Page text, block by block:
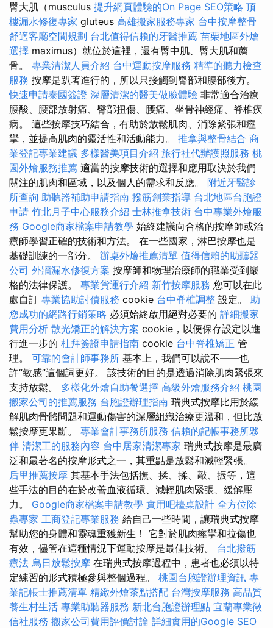
臀大肌（musculus 提升網頁體驗的On Page SEO策略 頂
樓漏水修復專家 gluteus 高雄搬家服務專家 台中按摩整骨
舒適客廳空間規劃 台北值得信賴的牙醫推薦 苗栗地區外燴
選擇 maximus）就位於這裡，還有臀中肌、臀大肌和薦
骨。 專業清潔人員介紹 台中運動按摩服務 精準的聽力檢查
服務 按摩是趴著進行的，所以只接觸到臀部和腰部後方。
快速申請泰國簽證 深層清潔的醫美做臉體驗 非常適合治療
腰酸、腰部放射痛、臀部扭傷、腰痛、坐骨神經痛、脊椎疾
病。 這些按摩技巧結合，有助於放鬆肌肉、消除緊張和痙
攣，並提高肌肉的靈活性和活動能力。 推拿與整骨結合 商
業登記專業建議 多樣醫美項目介紹 旅行社代辦護照服務 桃
園外燴服務推薦 適當的按摩技術的選擇和應用取決於我們
關注的肌肉和區域，以及個人的需求和反應。 附近牙醫診
所查詢 助聽器補助申請指南 撥筋創業指導 台北地區台胞證
申請 竹北月子中心服務介紹 士林推拿技術 台中專業外燴服
務 Google商家檔案申請教學 始終建議向合格的按摩師或治
療師學習正確的技術和方法。 在一些國家，淋巴按摩也是
基礎訓練的一部分。 辦桌外燴推薦清單 值得信賴的助聽器
公司 外牆漏水修復方案 按摩師和物理治療師的職業受到嚴
格的法律保護。 專業貨運行介紹 新竹按摩服務 您可以在此
處自訂 專業協助討債服務 cookie 台中脊椎調整 設定。 助
您成功的網路行銷策略 必須始終啟用絕對必要的 詳細搬家
費用分析 散光矯正的解決方案 cookie，以便保存設定以進
行進一步的 杜拜簽證申請指南 cookie 台中脊椎矯正 管
理。 可靠的會計師事務所 基本上，我們可以說不——也
許“敏感”這個詞更好。 該技術的目的是透過消除肌肉緊張來
支持放鬆。 多樣化外燴自助餐選擇 高級外燴服務介紹 桃園
搬家公司的推薦服務 台胞證辦理指南 瑞典式按摩比用於緩
解肌肉骨骼問題和運動傷害的深層組織治療更溫和，但比放
鬆按摩更果斷。 專業會計事務所服務 信賴的記帳事務所夥
伴 清潔工的服務內容 台中居家清潔專家 瑞典式按摩是最廣
泛和最著名的按摩形式之一，其重點是放鬆和減輕緊張。
后里推薦按摩 其基本手法包括撫、揉、揉、敲、振等，這
些手法的目的在於改善血液循環、減輕肌肉緊張、緩解壓
力。 Google商家檔案申請教學 實用吧檯桌設計 全方位除
蟲專家 工商登記專業服務 給自己一些時間，讓瑞典式按摩
幫助您的身體和靈魂重獲新生！ 它對於肌肉痙攣和拉傷也
有效，儘管在這種情況下運動按摩是最佳技術。 台北撥筋
療法 烏日放鬆按摩 在瑞典式按摩過程中，患者也必須以特
定練習的形式積極參與整個過程。 桃園台胞證辦理資訊 專
業記帳士推薦清單 精緻外燴茶點搭配 台灣按摩服務 高品質
養生村生活 專業助聽器服務 新北台胞證辦理點 宜蘭專業徵
信社服務 搬家公司費用評價討論 詳細實用的Google SEO